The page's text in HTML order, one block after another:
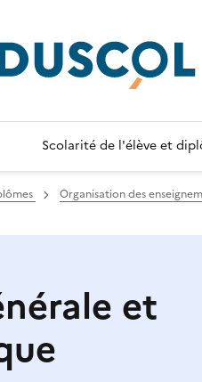
Scolarité de l'élève et
Organisation des
et